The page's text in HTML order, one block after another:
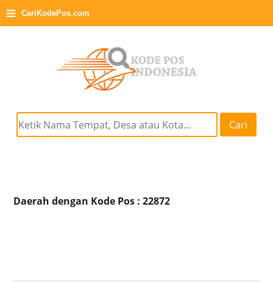
≡ CariKodePos.com
Cari
Daerah dengan Kode Pos : 22872